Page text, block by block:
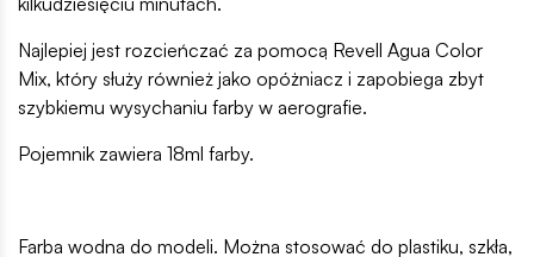
Najlepiej jest rozcieńczać za pomocą Revell Agua Color
Mix, który służy również jako opóżniacz i zapobiega zbyt
szybkiemu wysychaniu farby w aerografie.
Pojemnik zawiera 18ml farby.
Farba wodna do modeli. Można stosować do plastiku, szkła,